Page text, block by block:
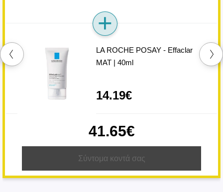
LA ROCHE POSAY - Effaclar
MAT | 40ml
14.19€
41.65€
Σύντομα κοντά σας